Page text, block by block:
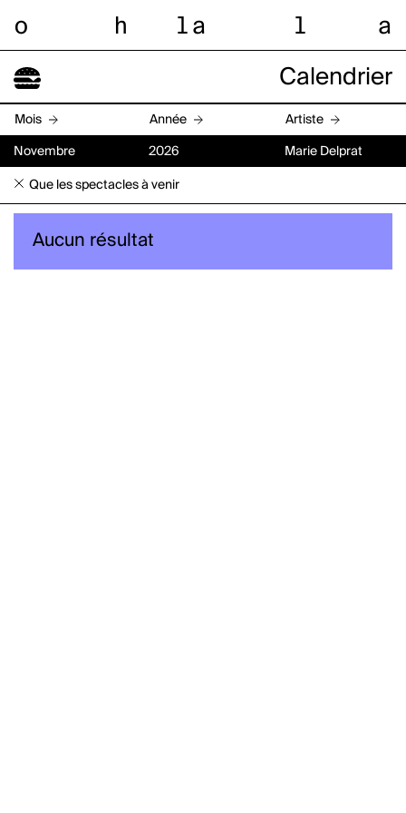
o h l a l a
Calendrier
Mois Année Artiste
Novembre 2026 Marie Delprat
Que les spectacles à venir
Aucun résultat